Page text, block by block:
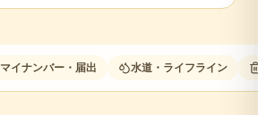
マイナンバー・届出 水道・ライフライン